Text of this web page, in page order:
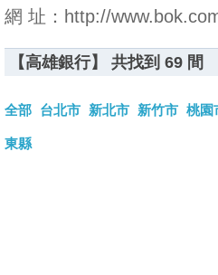
網 址：http://
【高雄銀行】 共找到 69 間
全部 台北市 新北市 新竹市 桃園
東縣